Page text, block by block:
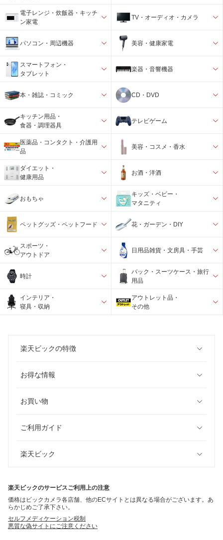
電子レンジ・炊飯器・キッチ
ン家電
TV・オーディオ・カメラ
パソコン・周辺機器 美容・健康家電
スマートフォン・
タブレット
楽器・音響機器
本・雑誌・コミック CD・DVD
キッチン用品・
食器・調理器具
テレビゲーム
医薬品・コンタクト・介護用
品
美容・コスメ・香水
ダイエット・
健康用品
お酒・洋酒
おもちゃ
キッズ・ベビー・
マタニティ
ペットグッズ・ペットフード 花・ガーデン・DIY
スポーツ・
アウトドア
日用品雑貨・文房具・手芸
時計
バック・スーツケース・旅行
用品
インテリア・
寝具・収納
アウトレット品・
その他
楽天ビックの特徴
お得な情報
お買い物
ご利用ガイド
楽天ビック
楽天ビックのサービスご利用上の注意
価格はビックカメラ各店舗、他のECサイトとは異なる場合がございます。あ
らかじめご了承下さい。
セルフメディケーション税制
悪質な偽サイトにご注意ください